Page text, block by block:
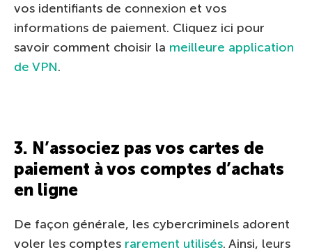
vos identifiants de connexion et vos
informations de paiement. Cliquez ici pour
savoir comment choisir la meilleure application
de VPN.
3. N’associez pas vos cartes de
paiement à vos comptes d’achats
en ligne
De façon générale, les cybercriminels adorent
voler les comptes rarement utilisés. Ainsi, leurs